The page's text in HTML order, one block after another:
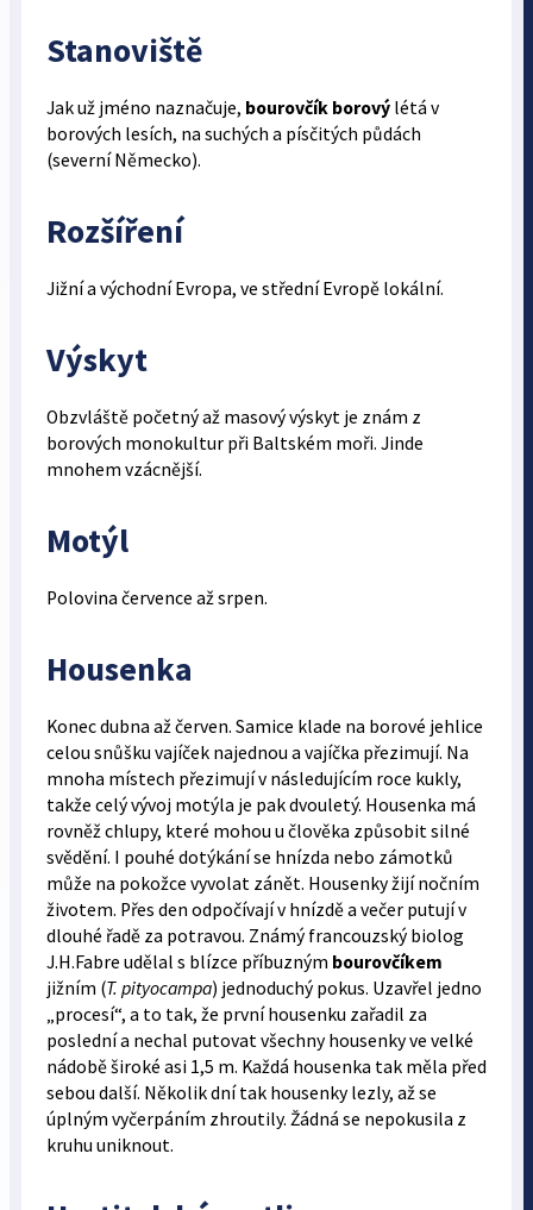
Stanoviště
Jak už jméno naznačuje, bourovčík borovýlétá v
borových lesích, na suchých a písčitých půdách
(severní Německo).
Rozšíření
Jižní a východní Evropa, ve střední Evropě lokální.
Výskyt
Obzvláště početný až masový výskyt je znám z
borových monokultur při Baltském moři. Jinde
mnohem vzácnější.
Motýl
Polovina července až srpen.
Housenka
Konec dubna až červen. Samice klade na borové jehlice
celou snůšku vajíček najednou a vajíčka přezimují. Na
mnoha místech přezimují v následujícím roce kukly,
takže celý vývoj motýla je pak dvouletý. Housenka má
rovněž chlupy, které mohou u člověka způsobit silné
svědění. I pouhé dotýkání se hnízda nebo zámotků
může na pokožce vyvolat zánět. Housenky žijí nočním
životem. Přes den odpočívají v hnízdě a večer putují v
dlouhé řadě za potravou. Známý francouzský biolog
J.H.Fabre udělal s blízce příbuzným bourovčíkem
jižním (T. pityocampa) jednoduchý pokus. Uzavřel jedno
„procesí“, a to tak, že první housenku zařadil za
poslední a nechal putovat všechny housenky ve velké
nádobě široké asi 1,5 m. Každá housenka tak měla před
sebou další. Několik dní tak housenky lezly, až se
úplným vyčerpáním zhroutily. Žádná se nepokusila z
kruhu uniknout.